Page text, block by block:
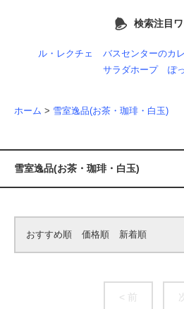
検索注目
ル・レクチェ バスセンターのカ
サラダホープ
ぽ
ホーム > 雪室逸品(お茶・珈琲・白玉)
雪室逸品(お茶・珈琲・白玉)
おすすめ順 価格順 新着順
< 前